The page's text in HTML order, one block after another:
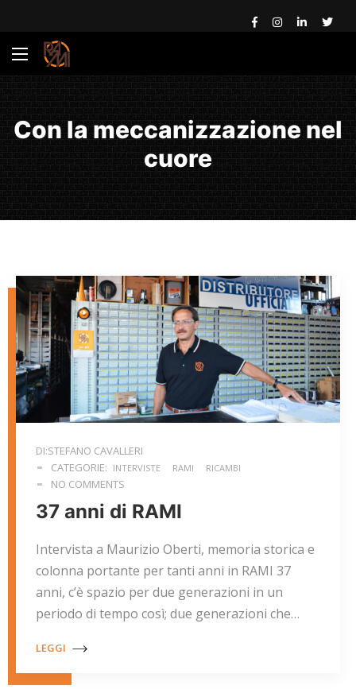
Con la meccanizzazione nel
cuore
DI:STEFANO CAVALLERI
CATEGORIE: INTERVISTE RAMI RICAMBI
NO COMMENTS
37 anni di RAMI
Intervista a Maurizio Oberti, memoria storica e
colonna portante per tanti anni in RAMI 37
anni, c’è spazio per due generazioni in un
periodo di tempo così; due generazioni che…
LEGGI